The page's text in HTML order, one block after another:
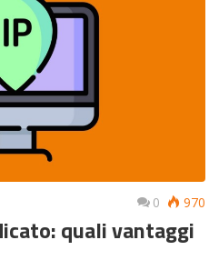
0 970
quali vantaggi